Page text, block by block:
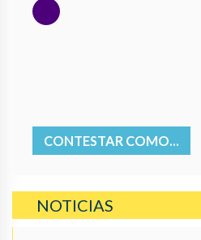
CONTESTAR COMO...
NOTICIAS